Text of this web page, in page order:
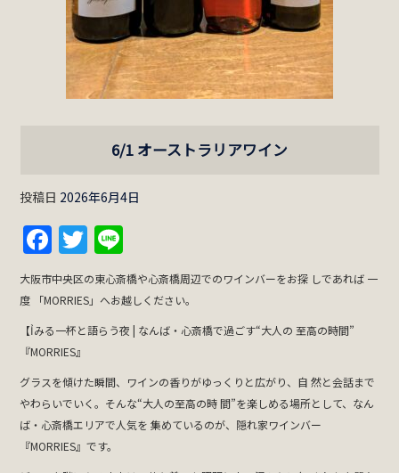
6/1 オーストラリアワイン
投稿日 2026年6月4日
Facebook
Twitter
大阪市中央区の東心斎橋や心斎橋周辺でのワインバーをお探 しであれば 一
度 「MORRIES」へお越しください。
【Ỉみる一杯と語らう夜 | なんば・心斎橋で過ごす“大人の 至高の時間”
『MORRIES』
グラスを傾けた瞬間、ワインの香りがゆっくりと広がり、自 然と会話まで
やわらいでいく。そんな“大人の至高の時 間”を楽しめる場所として、なん
ば・心斎橋エリアで人気を 集めているのが、隠れ家ワインバー
『MORRIES』です。